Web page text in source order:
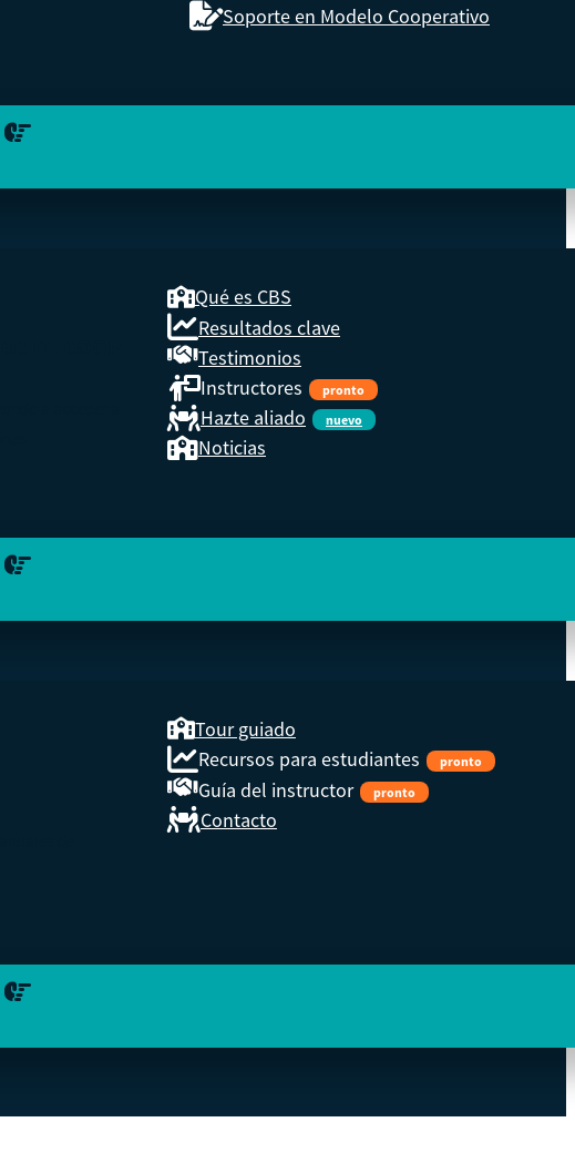
Soporte en Modelo Cooperativo
Qué es CBS
Resultados clave
Testimonios
Instructores
pronto
Hazte aliado nuevo
Noticias
Tour guiado
Recursos para estudiantes
pronto
Guía del instructor pronto
Contacto